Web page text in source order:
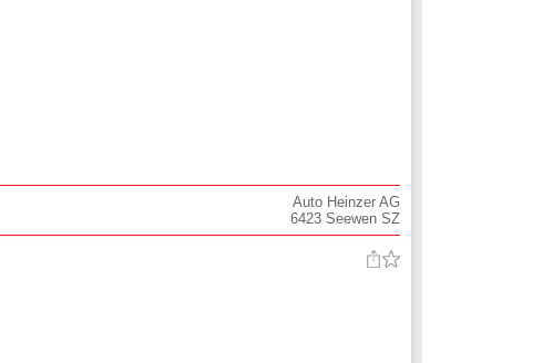
Auto Heinzer AG
6423 Seewen SZ